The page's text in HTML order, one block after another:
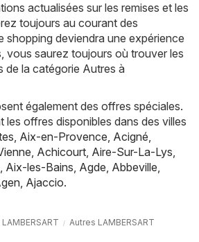
actualisées sur les remises et les
toujours au courant des
shopping deviendra une expérience
vous saurez toujours où trouver les
de la catégorie Autres à
également des offres spéciales.
les offres disponibles dans des villes
, Aix-en-Provence, Acigné,
, Achicourt, Aire-Sur-La-Lys,
, Aix-les-Bains, Agde, Abbeville,
, Ajaccio.
Autres LAMBERSART